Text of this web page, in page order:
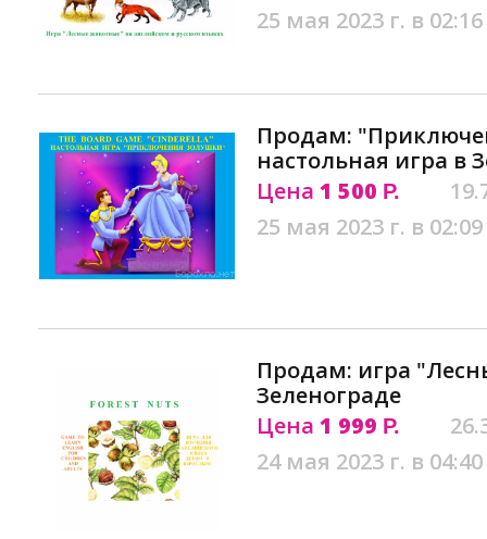
25 мая 2023 г. в 02:16
Продам:
настольная игра в
Цена 1 500 Р.
25 мая 2023 г. в 02:09
Продам: игра
Зеленограде
Цена 1 999 Р.
24 мая 2023 г. в 04:40